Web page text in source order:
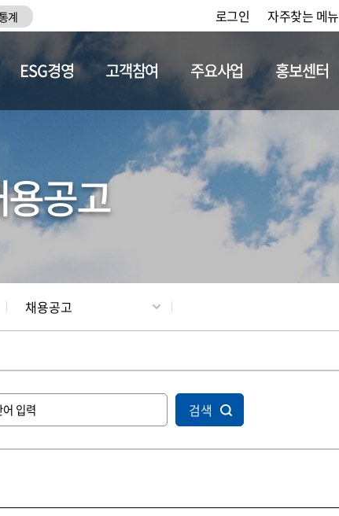
계 로그인 자주찾는 메뉴
채용정보
ESG경영 고객참여 주요사업 홍보센터
공고
채용공고
검색